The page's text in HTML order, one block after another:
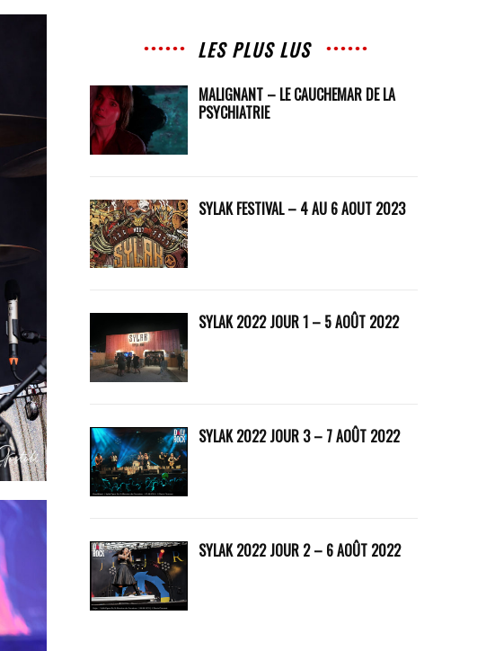
LES PLUS LUS
MALIGNANT – LE CAUCHEMAR DE LA
PSYCHIATRIE
SYLAK FESTIVAL – 4 AU 6 AOUT 2023
SYLAK 2022 JOUR 1 – 5 AOÛT 2022
SYLAK 2022 JOUR 3 – 7 AOÛT 2022
SYLAK 2022 JOUR 2 – 6 AOÛT 2022